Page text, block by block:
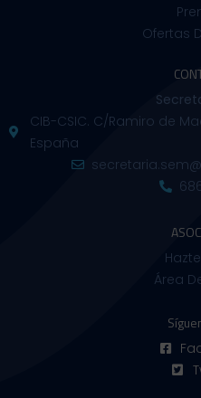
Ofertas
CIB-CSIC. C/Ramiro de
España
Área